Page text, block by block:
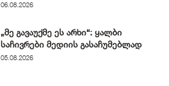
06.08.2026
„მე გავაუქმე ეს არხი“: ყალბი
საჩივრები მედიის გასაჩუმებლად
05.08.2026